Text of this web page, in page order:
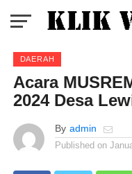
DAERAH
Acara
2024 Desa
By admin
Published on